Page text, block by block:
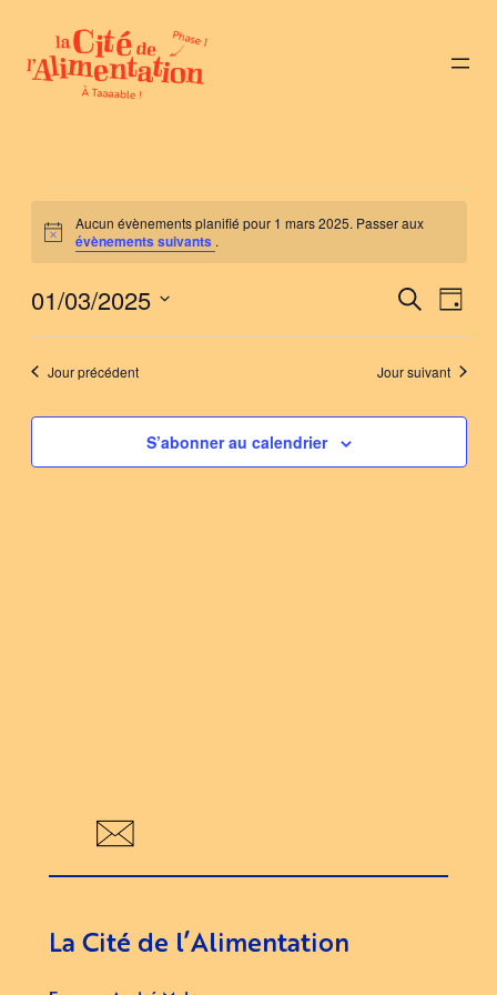
Évènements
for
1
mars
2025
Notice
Aucun évènements planifié pour 1 mars 2025. Passer aux
évènements suivants .
et
de
vues
Recherche
Jour
01/03/2025
Jour précédent Jour suivant
S’abonner au calendrier
La Cité de l’Alimentation